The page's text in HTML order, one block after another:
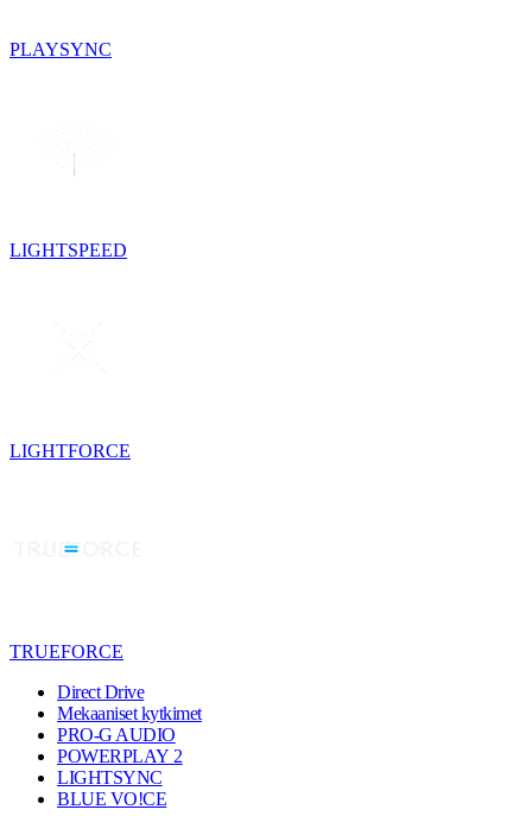
PLAYSYNC
LIGHTSPEED
LIGHTFORCE
TRUEFORCE
Direct Drive
Mekaaniset kytkimet
PRO-G AUDIO
POWERPLAY 2
LIGHTSYNC
BLUE VO!CE